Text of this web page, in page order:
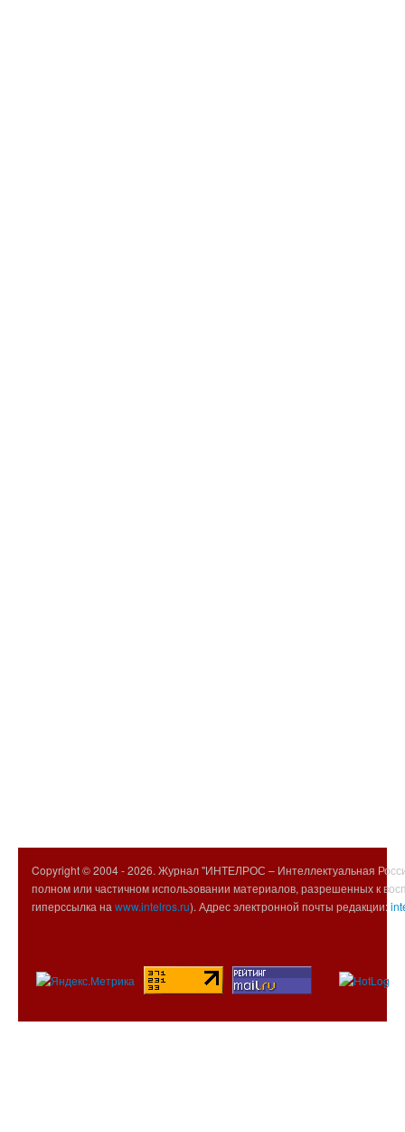
Copyright © 2004 -2026. Журнал "ИНТЕЛРОС – Интеллектуальная
полном или частичном использовании материалов, разрешенных к
гиперссылка на www.intelros.ru). Адрес электронной почты редакции: